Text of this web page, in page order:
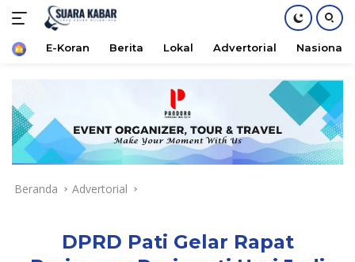
konten
HomeE-Koran Berita Lokal Advertorial Nasional
Beranda Advertorial
DPRD Pati Gelar Rapat